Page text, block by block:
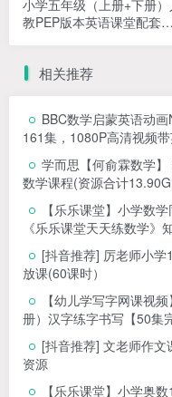
小学五年级（上册+下册）
教PEP版本英语课堂配套视
相关推荐
BBC数学启蒙英语动
161集，1080P高清视频
学而思【何俞霖数学
数学课程(资源合计
【乐乐课堂】小学数
《乐乐课堂天天练数学》
[抖音推荐] 厉老师小
放课(60课时）
【幼儿学写字网课视
册）汉字练字书写【50集
[抖音推荐] 文老师作
资源
【乐乐课堂】小学奥